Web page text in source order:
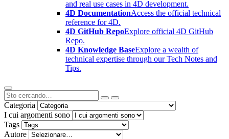
and real use cases in 4D development.
4D DocumentationAccess the official technical
reference for 4D.
4D GitHub RepoExplore official 4D GitHub
Repo.
4D Knowledge BaseExplore a wealth of
technical expertise through our Tech Notes and
Tips.
Categoria
I cui argomenti sono
Tags
Autore